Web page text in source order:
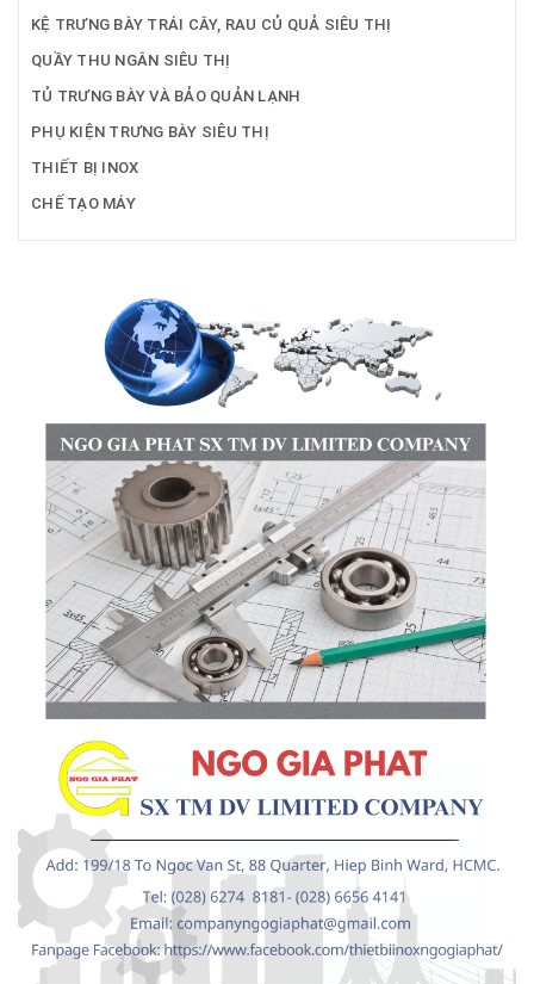
KỆ TRƯNG BÀY TRÁI CÂY, RAU CỦ QUẢ SIÊU THỊ
QUẦY THU NGÂN SIÊU THỊ
TỦ TRƯNG BÀY VÀ BẢO QUẢN LẠNH
PHỤ KIỆN TRƯNG BÀY SIÊU THỊ
THIẾT BỊ INOX
CHẾ TẠO MÁY